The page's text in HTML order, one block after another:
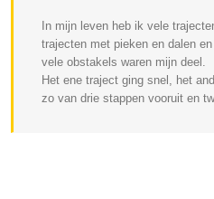
In mijn leven heb ik vele
trajecten met pieken en dalen
vele obstakels waren mijn deel.
Het ene traject ging snel, het
zo van drie stappen vooruit en